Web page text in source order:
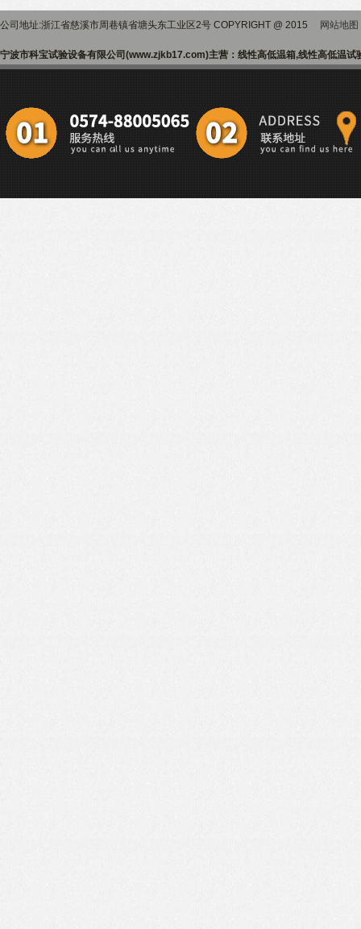
公司地址:浙江省慈溪市周巷镇省塘头东工业区2号 COPYRIGHT @ 2015 网站地图
宁波市科宝试验设备有限公司(www.zjkb17.com)主营：线性高低温箱,线性高低温